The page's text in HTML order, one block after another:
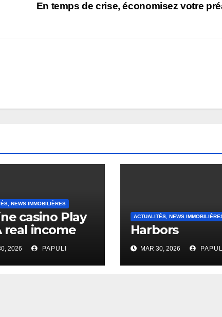
En temps de crise, économisez votre
NEWS IMMOBILIÈRES
casino Play
real income
2026 PAPULI
ACTUALITÉS, NEWS
Harbors
MAR 30, 2026 PAPULI